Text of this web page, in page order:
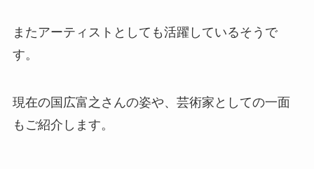
またアーティストとしても活躍しているそうで
す。
現在の国広富之さんの姿や、芸術家としての一面
もご紹介します。